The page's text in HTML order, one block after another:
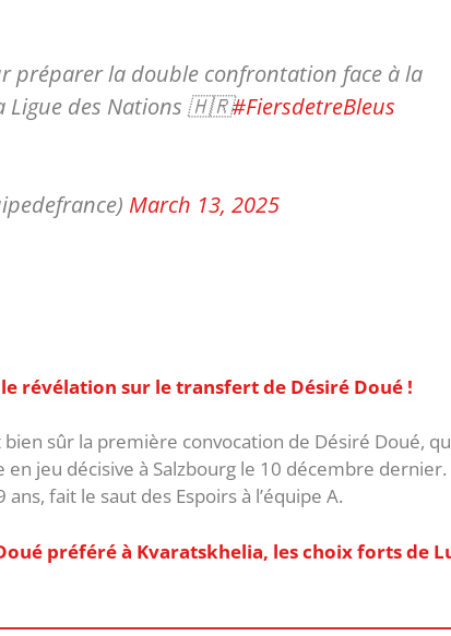
préparer la double confrontation face à la
Ligue des Nations 🇭🇷#FiersdetreBleus
March 13, 2025
révélation sur le transfert de Désiré Doué !
sûr la première convocation de Désiré Doué,
en jeu décisive à Salzbourg le 10 décembre dernier.
fait le saut des Espoirs à l’équipe A.
préféré à Kvaratskhelia, les choix forts de